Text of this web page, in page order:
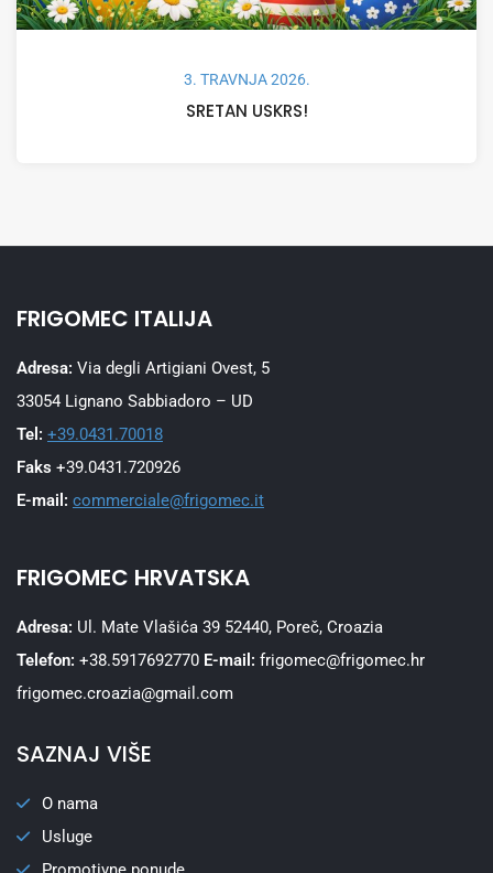
3. TRAVNJA 2026.
SRETAN USKRS!
FRIGOMEC ITALIJA
Adresa: Via degli Artigiani Ovest, 5
33054 Lignano Sabbiadoro – UD
Tel: +39.0431.70018
Faks +39.0431.720926
E-mail: commerciale@frigomec.it
FRIGOMEC HRVATSKA
Adresa: Ul. Mate Vlašića 39 52440, Poreč, Croazia
Telefon: +38.5917692770 E-mail: frigomec@frigomec.hr
frigomec.croazia@gmail.com
SAZNAJ VIŠE
O nama
Usluge